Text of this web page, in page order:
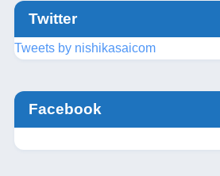
Twitter
Tweets by nishikasaicom
Facebook